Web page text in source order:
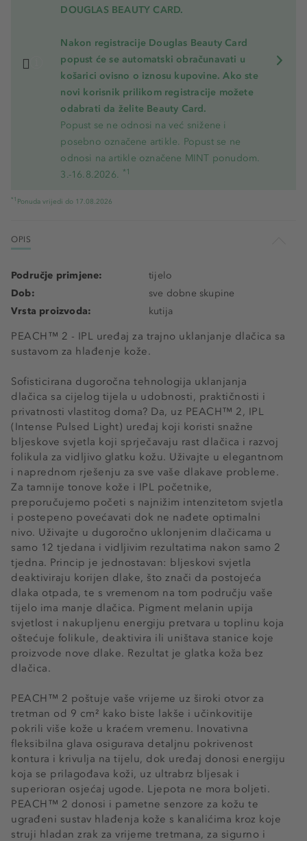
DOUGLAS BEAUTY CARD.
Nakon registracije Douglas Beauty Card
popust će se automatski obračunavati u
košarici ovisno o iznosu kupovine. Ako ste
novi korisnik prilikom registracije možete
odabrati da želite Beauty Card.
Popust se ne odnosi na već snižene i
posebno označene artikle. Popust se ne
odnosi na artikle označene MINT ponudom.
3.-16.8.2026. *1
*1 Ponuda vrijedi do 17.08.2026
OPIS
PEACH™ 2 - IPL uređaj za trajno uklanjanje dlačica sa
sustavom za hlađenje kože.
Sofisticirana dugoročna tehnologija uklanjanja
dlačica sa cijelog tijela u udobnosti, praktičnosti i
privatnosti vlastitog doma? Da, uz PEACH™ 2, IPL
(Intense Pulsed Light) uređaj koji koristi snažne
bljeskove svjetla koji sprječavaju rast dlačica i razvoj
folikula za vidljivo glatku kožu. Uživajte u elegantnom
i naprednom rješenju za sve vaše dlakave probleme.
Za tamnije tonove kože i IPL početnike,
preporučujemo početi s najnižim intenzitetom svjetla
i postepeno povećavati dok ne nađete optimalni
nivo. Uživajte u dugoročno uklonjenim dlačicama u
samo 12 tjedana i vidljivim rezultatima nakon samo 2
tjedna. Princip je jednostavan: bljeskovi svjetla
deaktiviraju korijen dlake, što znači da postojeća
dlaka otpada, te s vremenom na tom području vaše
tijelo ima manje dlačica. Pigment melanin upija
svjetlost i nakupljenu energiju pretvara u toplinu koja
oštećuje folikule, deaktivira ili uništava stanice koje
proizvode nove dlake. Rezultat je glatka koža bez
dlačica.
PEACH™ 2 poštuje vaše vrijeme uz široki otvor za
tretman od 9 cm² kako biste lakše i učinkovitije
pokrili više kože u kraćem vremenu. Inovativna
fleksibilna glava osigurava detaljnu pokrivenost
kontura i krivulja na tijelu, dok uređaj donosi energiju
koja se prilagođava koži, uz ultrabrz bljesak i
superioran osjećaj ugode. Ljepota ne mora boljeti.
PEACH™ 2 donosi i pametne senzore za kožu te
ugrađeni sustav hlađenja kože s kanalićima kroz koje
struji hladan zrak za vrijeme tretmana, za sigurno i
Područje primjene:
tijelo
Dob:
sve dobne skupine
Vrsta proizvoda:
kutija